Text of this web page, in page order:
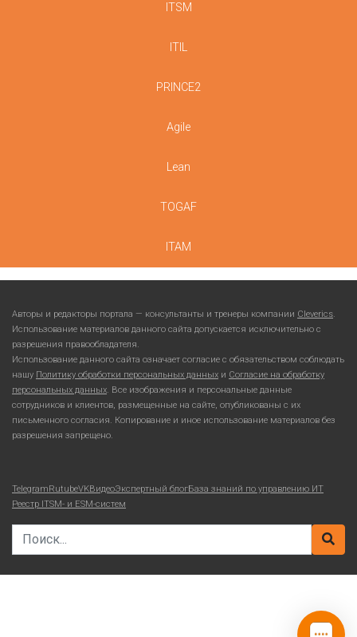
ITSM
ITIL
PRINCE2
Agile
Lean
TOGAF
ITAM
Авторы и редакторы портала — консультанты и тренеры компании Cleverics.
Использование материалов данного сайта допускается исключительно с
разрешения правообладателя.
Использование данного сайта означает согласие с обязательством соблюдать
нашу Политику обработки персональных данных и Согласие на обработку
персональных данных. Все изображения и персональные данные
сотрудников и клиентов, размещенные на сайте, опубликованы с их
письменного согласия. Копирование и иное использование материалов без
разрешения запрещено.
TelegramRutubeVKВидеоЭкспертный блогБаза знаний по управлению ИТ
Реестр ITSM- и ESM-систем
Search for